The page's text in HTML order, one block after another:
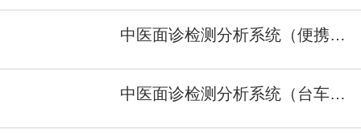
中医面诊检测分析系统（便携式）型号：SJ/ZJ-II
中医面诊检测分析系统（台车式） 型号：SJ/ZJ-II